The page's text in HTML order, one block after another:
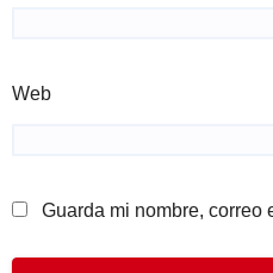
Web
Guarda mi nombre, correo